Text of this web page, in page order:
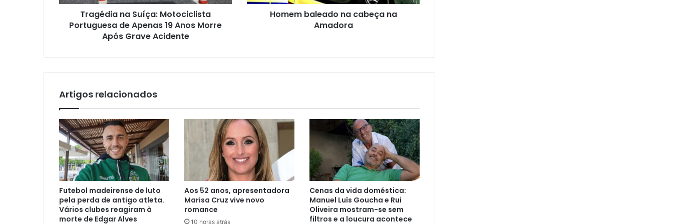
Tragédia na Suíça: Motociclista
Portuguesa de Apenas 19 Anos Morre
Após Grave Acidente
Homem baleado na cabeça na
Amadora
Artigos relacionados
Futebol madeirense de luto
pela perda de antigo atleta.
Vários clubes reagiram à
morte de Edgar Alves
Aos 52 anos, apresentadora
Marisa Cruz vive novo
romance
10 horas atrás
Cenas da vida doméstica:
Manuel Luís Goucha e Rui
Oliveira mostram-se sem
filtros e a loucura acontece